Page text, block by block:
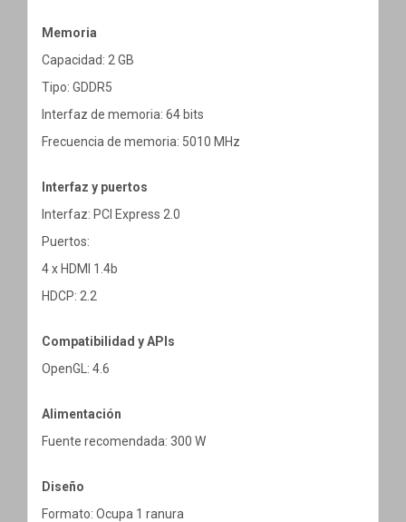
Memoria
Capacidad: 2 GB
Tipo: GDDR5
Interfaz de memoria: 64 bits
Frecuencia de memoria: 5010 MHz
Interfaz y puertos
Interfaz: PCI Express 2.0
Puertos:
4 x HDMI 1.4b
HDCP: 2.2
Compatibilidad y APIs
OpenGL: 4.6
Alimentación
Fuente recomendada: 300 W
Diseño
Formato: Ocupa 1 ranura